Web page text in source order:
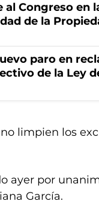
Congreso en
de la
paro en
de la Ley
limpien los
ayer por
García.